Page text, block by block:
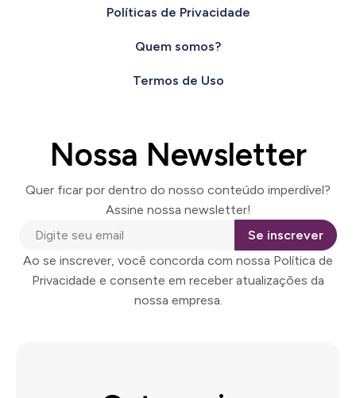
Políticas de Privacidade
Quem somos?
Termos de Uso
Nossa Newsletter
Quer ficar por dentro do nosso conteúdo imperdível?
Assine nossa newsletter!
Se inscrever
Ao se inscrever, você concorda com nossa Política de
Privacidade e consente em receber atualizações da
nossa empresa.